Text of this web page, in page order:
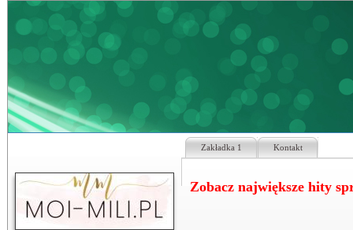
Zakładka 1 Kontakt
Zobacz największe hity